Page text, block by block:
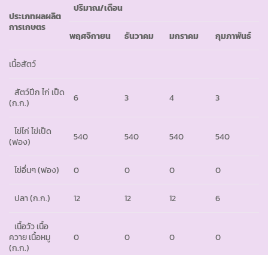
ประเภทผลผลิต
การเกษตร
ปริมาณ/เดือน
พฤศจิกายน ธันวาคม มกราคม กุมภาพันธ์
เนื้อสัตว์
สัตว์ปีก ไก่ เป็ด
(ก.ก.)
6 3 4 3
ไข่ไก่ ไข่เป็ด
(ฟอง)
540 540 540 540
ไข่อื่นๆ (ฟอง) 0 0 0 0
ปลา (ก.ก.) 12 12 12 6
เนื้อวัว เนื้อ
ควาย เนื้อหมู
(ก.ก.)
0 0 0 0